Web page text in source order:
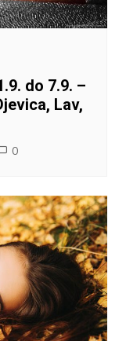
do 7.9. –
Lav,
0